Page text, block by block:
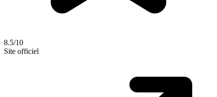
8.5/10
Site officiel